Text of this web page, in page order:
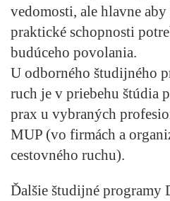
vedomosti, ale hlavne
praktické schopnosti
budúceho povolania.
U odborného študijného
ruch je v priebehu štúdia
prax u vybraných
MUP (vo firmách a
cestovného ruchu).
Ďalšie študijné programy